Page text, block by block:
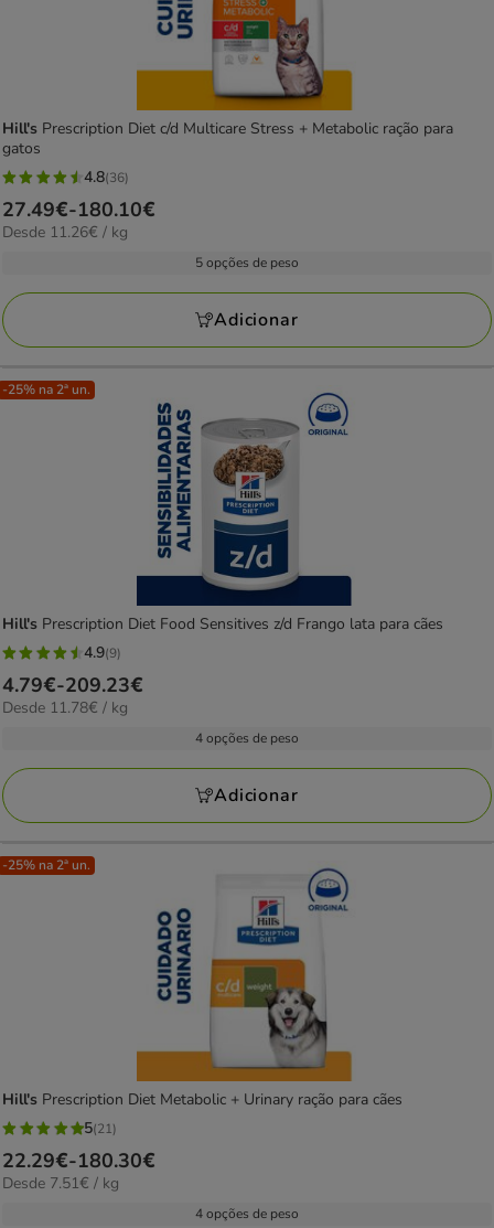
Hill's Prescription Diet c/d Multicare Stress + Metabolic ração para
gatos
4.8
estrelas
com
avaliações
4.8(36)
Preço
de
180.10€
27.49€-180.10€
11.26€
Desde 11.26€ / kg
5 opções de peso
Adicionar
-25% na 2ª un.
Hill's Prescription Diet Food Sensitives z/d Frango lata para cães
4.9
estrelas
com
avaliações
4.9(9)
Preço
de
209.23€
4.79€-209.23€
11.78€
Desde 11.78€ / kg
4 opções de peso
Adicionar
-25% na 2ª un.
Hill's Prescription Diet Metabolic + Urinary ração para cães
5
estrelas
com
5(21)
Preço
de
22.29€-180.30€
7.51€
Desde 7.51€ / kg
4 opções de peso